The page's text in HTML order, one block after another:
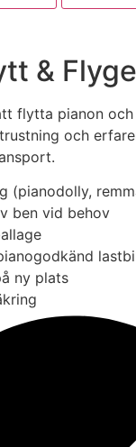
&
flytta pianon
och
(pianodolly,
ben vid behov
ny plats